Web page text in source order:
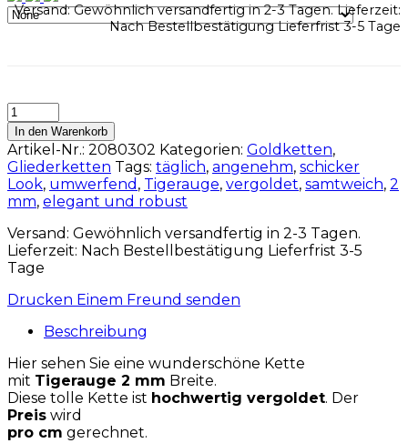
Versand: Gewöhnlich versandfertig in 2-3 Tagen. Lieferzeit:
Nach Bestellbestätigung Lieferfrist 3-5 Tage
In den Warenkorb
Artikel-Nr.: 2080302 Kategorien: Goldketten,
Gliederketten Tags: täglich, angenehm, schicker
Look, umwerfend , Tigerauge, vergoldet, samtweich, 2
mm, elegant und robust
Versand: Gewöhnlich versandfertig in 2-3 Tagen.
Lieferzeit: Nach Bestellbestätigung Lieferfrist 3-5
Tage
Drucken Einem Freund senden
Beschreibung
Hier sehen Sie eine wunderschöne Kette
mit Tigerauge 2 mm Breite.
Diese tolle Kette ist hochwertig vergoldet. Der
Preis wird
pro cm gerechnet.